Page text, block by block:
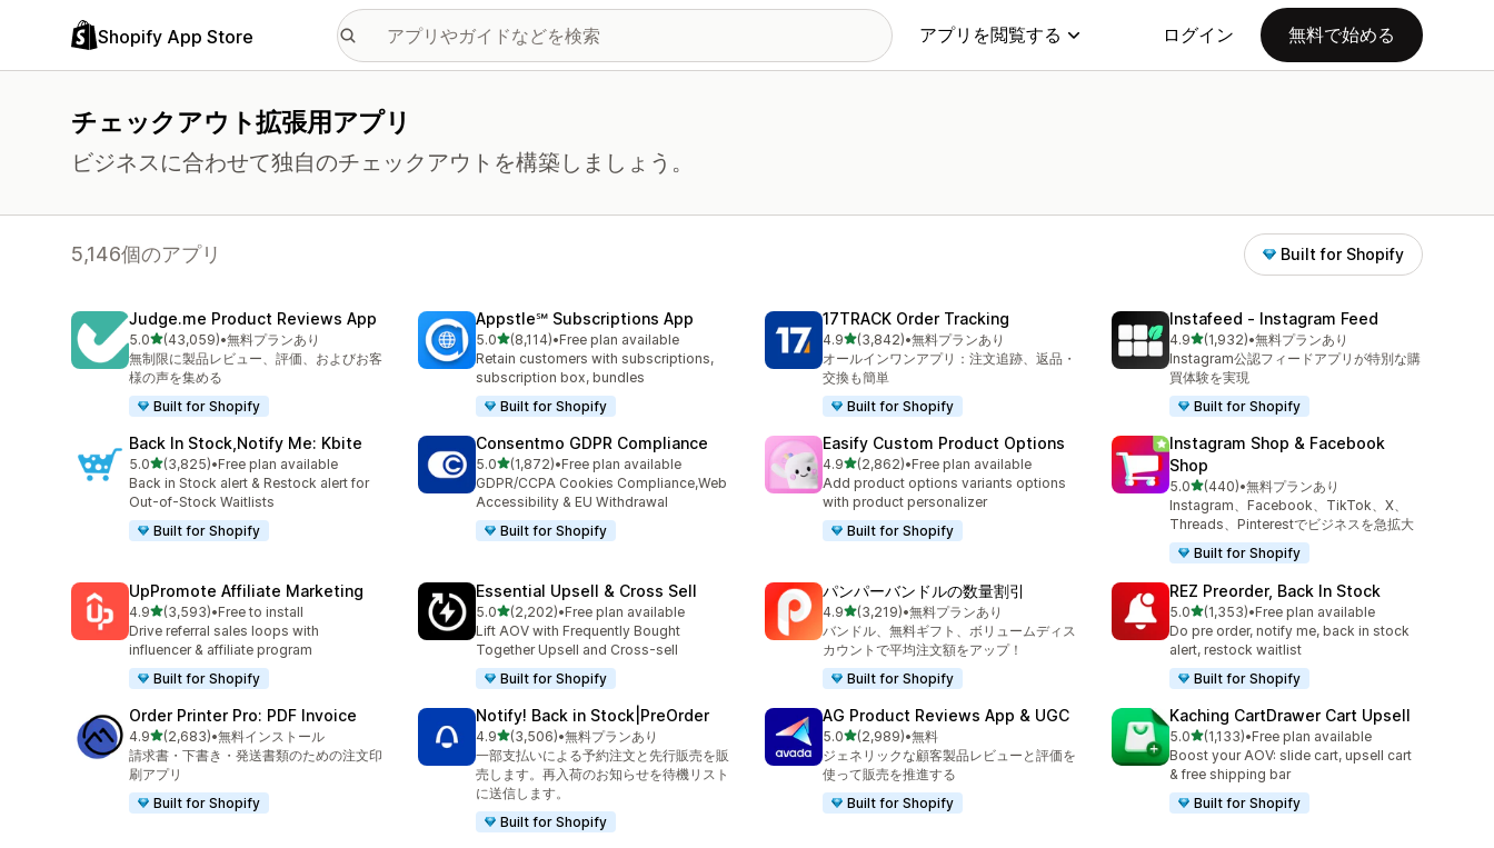
Shopify App Store アプリを閲覧する ログイン 無料で始める
チェックアウト拡張用アプリ
ビジネスに合わせて独自のチェックアウトを構築しましょう。
5,146個のアプリ Built for Shopify
Judge.me Product Reviews App
5.05つ星中
(43,059)
合計レビュー数：43059件
•無料プランあり
無制限に製品レビュー、評価、およびお客
様の声を集める
Built for Shopify
Appstle℠ Subscriptions App
5.05つ星中
(8,114)
合計レビュー数：8114件
•Free plan available
Retain customers with subscriptions,
subscription box, bundles
Built for Shopify
17TRACK Order Tracking
4.95つ星中
(3,842)
合計レビュー数：3842件
•無料プランあり
オールインワンアプリ：注文追跡、返品・
交換も簡単
Built for Shopify
Instafeed ‑ Instagram Feed
4.95つ星中
(1,932)
合計レビュー数：1932件
•無料プランあり
Instagram公認フィードアプリが特別な購
買体験を実現
Built for Shopify
Back In Stock,Notify Me: Kbite
5.05つ星中
(3,825)
合計レビュー数：3825件
•Free plan available
Back in Stock alert & Restock alert for
Out-of-Stock Waitlists
Built for Shopify
Consentmo GDPR Compliance
5.05つ星中
(1,872)
合計レビュー数：1872件
•Free plan available
GDPR/CCPA Cookies Compliance,Web
Accessibility & EU Withdrawal
Built for Shopify
Easify Custom Product Options
4.95つ星中
(2,862)
合計レビュー数：2862件
•Free plan available
Add product options variants options
with product personalizer
Built for Shopify
Instagram Shop & Facebook
Shop
5.05つ星中
(440)
合計レビュー数：440件
•無料プランあり
Instagram、Facebook、TikTok、X、
Threads、Pinterestでビジネスを急拡大
Built for Shopify
UpPromote Affiliate Marketing
4.95つ星中
(3,593)
合計レビュー数：3593件
•Free to install
Drive referral sales loops with
influencer & affiliate program
Built for Shopify
Essential Upsell & Cross Sell
5.05つ星中
(2,202)
合計レビュー数：2202件
•Free plan available
Lift AOV with Frequently Bought
Together Upsell and Cross-sell
Built for Shopify
パンパーバンドルの数量割引
4.95つ星中
(3,219)
合計レビュー数：3219件
•無料プランあり
バンドル、無料ギフト、ボリュームディス
カウントで平均注文額をアップ！
Built for Shopify
REZ Preorder, Back In Stock
5.05つ星中
(1,353)
合計レビュー数：1353件
•Free plan available
Do pre order, notify me, back in stock
alert, restock waitlist
Built for Shopify
Order Printer Pro: PDF Invoice
4.95つ星中
(2,683)
合計レビュー数：2683件
•無料インストール
請求書・下書き・発送書類のための注文印
刷アプリ
Built for Shopify
Notify! Back in Stock|PreOrder
4.95つ星中
(3,506)
合計レビュー数：3506件
•無料プランあり
一部支払いによる予約注文と先行販売を販
売します。再入荷のお知らせを待機リスト
に送信します。
Built for Shopify
AG Product Reviews App & UGC
5.05つ星中
(2,989)
合計レビュー数：2989件
•無料
ジェネリックな顧客製品レビューと評価を
使って販売を推進する
Built for Shopify
Kaching CartDrawer Cart Upsell
5.05つ星中
(1,133)
合計レビュー数：1133件
•Free plan available
Boost your AOV: slide cart, upsell cart
& free shipping bar
Built for Shopify